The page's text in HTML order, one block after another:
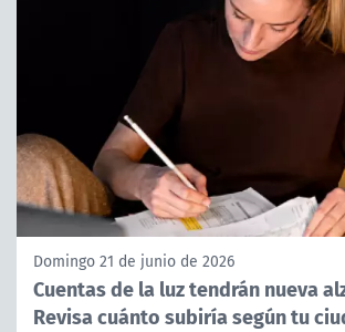
Domingo 21 de junio de 2026
Cuentas de la luz tendrán nueva
Revisa cuánto subiría según tu